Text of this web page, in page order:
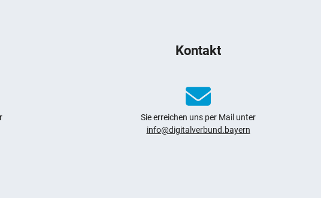
Kontakt
Sie erreichen uns per Mail unter
info@digitalverbund.bayern